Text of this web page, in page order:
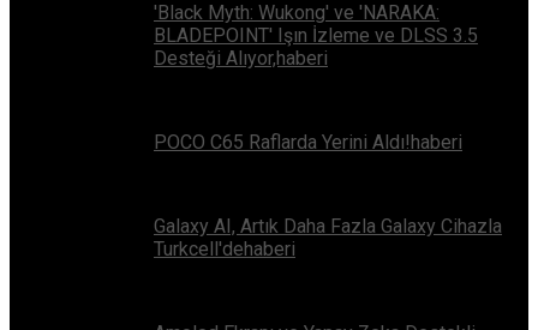
'Black Myth: Wukong' ve 'NARAKA:
BLADEPOINT' Işın İzleme ve DLSS 3.5
Desteği Alıyor,haberi
POCO C65 Raflarda Yerini Aldı!haberi
Galaxy AI, Artık Daha Fazla Galaxy Cihazla
Turkcell'dehaberi